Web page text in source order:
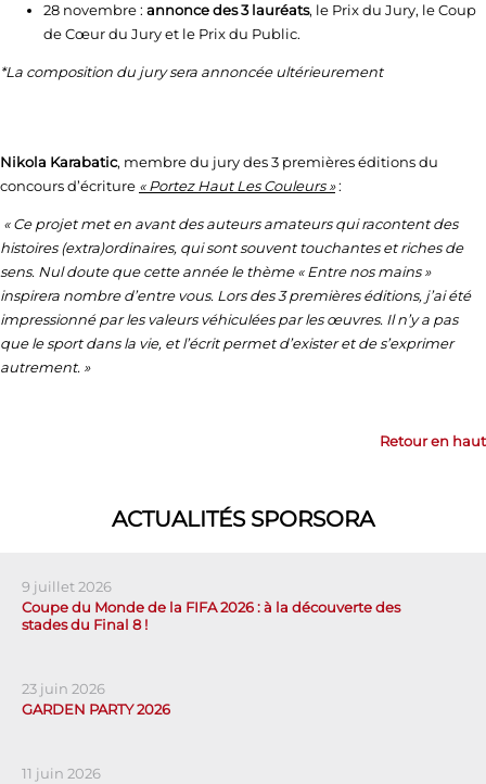
28 novembre : annonce des 3 lauréats, le Prix du Jury, le Coup
de Cœur du Jury et le Prix du Public.
*La composition du jury sera annoncée ultérieurement
Nikola Karabatic, membre du jury des 3 premières éditions du
concours d’écriture « Portez Haut Les Couleurs »:
« Ce projet met en avant des auteurs amateurs qui racontent des
histoires (extra)ordinaires, qui sont souvent touchantes et riches de
sens. Nul doute que cette année le thème « Entre nos mains »
inspirera nombre d’entre vous. Lors des 3 premières éditions, j’ai été
impressionné par les valeurs véhiculées par les œuvres. Il n’y a pas
que le sport dans la vie, et l’écrit permet d’exister et de s’exprimer
autrement. »
Retour en haut
ACTUALITÉS SPORSORA
9 juillet 2026
Coupe du Monde de la FIFA 2026 : à la découverte des
stades du Final 8 !
23 juin 2026
GARDEN PARTY 2026
11 juin 2026